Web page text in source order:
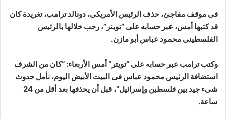
فى موقف مفاجئ، حذف الرئيس الأمريكى، دونالد ترامب، تغريدة كان
قد كتبها أمس، عبر حسابه على “تويتر”، رحب خلالها بالرئيس
الفلسطينى محمود عباس أبو مازن.
وكتب ترامب عبر حسابه على “تويتر” أمس الأربعاء: “كان من الشرف
استضافة الرئيس محمود عباس فى البيت الأبيض اليوم، نأمل حدوث
شىء جيد بين فلسطين وإسرائيل”، قبل أن يحذفها بعد أقل من 24
ساعة.